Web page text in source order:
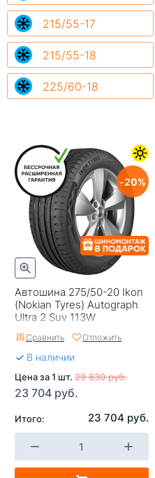
215/55-17
215/55-18
225/60-18
Автошина 275/50-20 Ikon
(Nokian Tyrеs) Autograph
Ultra 2 Suv 113W
20
Сравнить Отложить
В наличии
Цена за 1 шт. 29 630 руб.
23 704 руб.
Итого: 23 704 руб.